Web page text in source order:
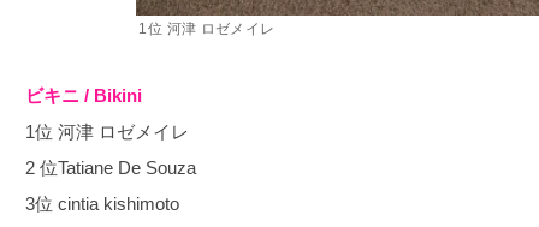
1位 河津 ロゼメイレ
ビキニ / Bikini
1位 河津 ロゼメイレ
2 位Tatiane De Souza
3位 cintia kishimoto